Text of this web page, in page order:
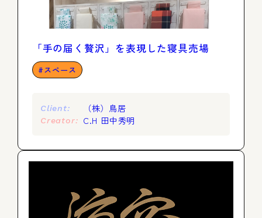
「手の届く贅沢」を表現した寝具売場
スペース
Client: （株）鳥居
Creator: C.H 田中秀明